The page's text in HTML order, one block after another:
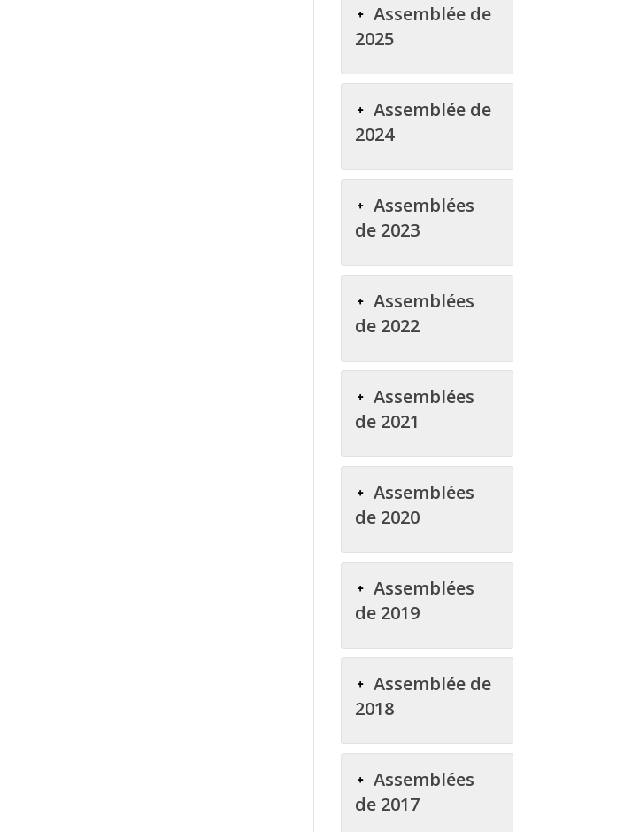
Assemblée de
2025
Assemblée de
2024
Assemblées
de 2023
Assemblées
de 2022
Assemblées
de 2021
Assemblées
de 2020
Assemblées
de 2019
Assemblée de
2018
Assemblées
de 2017